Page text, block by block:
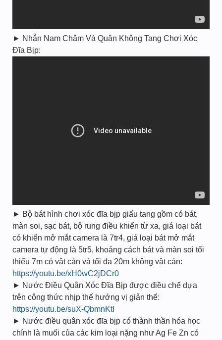
► Nhẫn Nam Châm Và Quân Không Tang Chơi Xóc
Đĩa Bịp:
► Bộ bát hình chơi xóc đĩa bịp giấu tang gồm có bát,
màn soi, sạc bát, bộ rung điều khiển từ xa, giá loại bát
có khiển mở mắt camera là 7tr4, giá loại bát mở mắt
camera tự động là 5tr5, khoảng cách bát và màn soi tối
thiểu 7m có vật cản và tối đa 20m không vật cản:
https://youtu.be/xH0wC2jDCr0
► Nước Điều Quân Xóc Đĩa Bịp được điều chế dựa
trên công thức nhịp thế hướng vị giản thể:
https://youtu.be/suX-QbmnKtI
► Nước điều quân xóc đĩa bịp có thành thần hóa học
chính là muối của các kim loại nặng như Ag Fe Zn có